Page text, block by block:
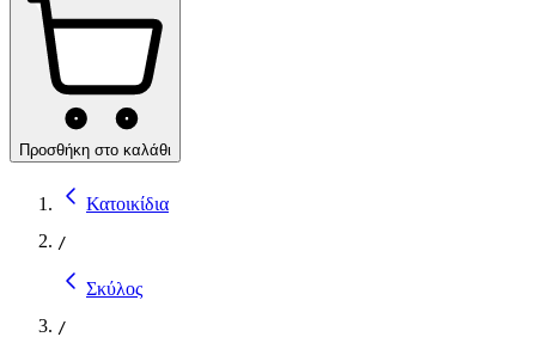
Προσθήκη στο καλάθι
Κατοικίδια
/
Σκύλος
/